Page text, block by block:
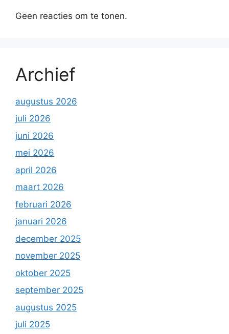
Geen reacties om te tonen.
Archief
augustus 2026
juli 2026
juni 2026
mei 2026
april 2026
maart 2026
februari 2026
januari 2026
december 2025
november 2025
oktober 2025
september 2025
augustus 2025
juli 2025